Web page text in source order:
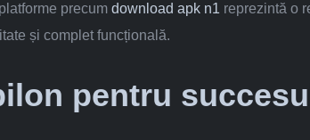
precum download apk n1 reprezintă o
și complet funcțională.
pentru